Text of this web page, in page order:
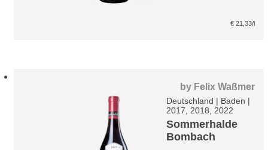
€ 21,33/l
by Felix Waßmer
Deutschland | Baden |
2017, 2018, 2022
Sommerhalde
Bombach